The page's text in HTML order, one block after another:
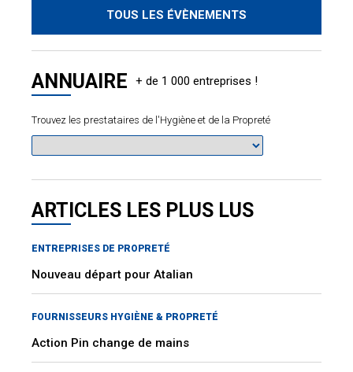
TOUS LES ÉVÈNEMENTS
ANNUAIRE
Trouvez les prestataires de l'Hygiène et de la Propreté
ARTICLES LES PLUS LUS
ENTREPRISES DE PROPRETÉ
Nouveau départ pour Atalian
FOURNISSEURS HYGIÈNE & PROPRETÉ
Action Pin change de mains